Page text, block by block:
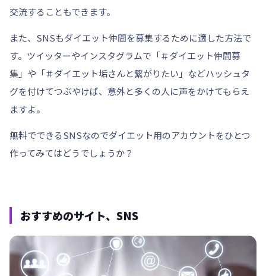
交流することもできます。
また、SNSもダイエット仲間を募集するために適した方法で
す。ツイッターやインスタグラムで 「＃ダイエット仲間募
集」や 「＃ダイエット垢さんと繋がりたい」 などハッシュタ
グを付けてつぶやけば、意外と多くの人に声をかけてもらえ
ますよ。
無料でできるSNSなのでダイエット用のアカウントをひとつ
作ってみてはどうでしょうか？
おすすめのサイト、SNS